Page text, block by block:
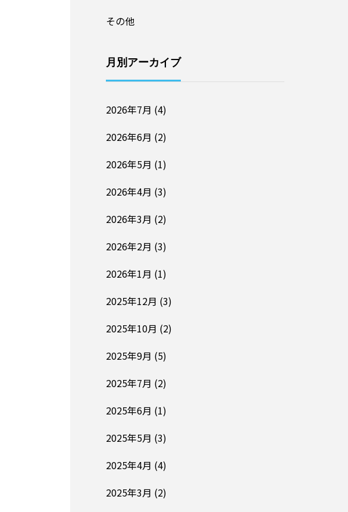
その他
月別アーカイブ
2026年7月 (4)
2026年6月 (2)
2026年5月 (1)
2026年4月 (3)
2026年3月 (2)
2026年2月 (3)
2026年1月 (1)
2025年12月 (3)
2025年10月 (2)
2025年9月 (5)
2025年7月 (2)
2025年6月 (1)
2025年5月 (3)
2025年4月 (4)
2025年3月 (2)